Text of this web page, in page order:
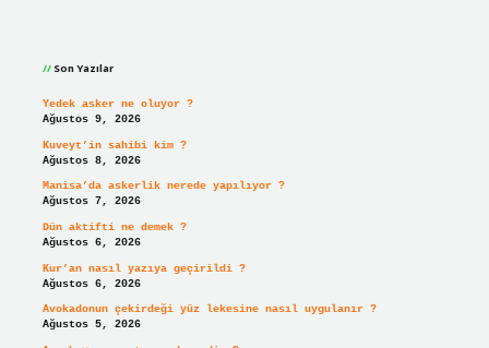
Son Yazılar
Yedek asker ne oluyor ?
Ağustos 9, 2026
Kuveyt’in sahibi kim ?
Ağustos 8, 2026
Manisa’da askerlik nerede yapılıyor ?
Ağustos 7, 2026
Dün aktifti ne demek ?
Ağustos 6, 2026
Kur’an nasıl yazıya geçirildi ?
Ağustos 6, 2026
Avokadonun çekirdeği yüz lekesine nasıl uygulanır ?
Ağustos 5, 2026